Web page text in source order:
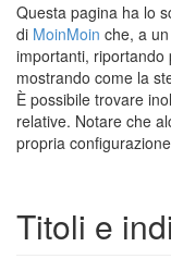
Questa pagina ha lo
di MoinMoin che, a
importanti, riportando
mostrando come la
È possibile trovare
relative. Notare che
propria
Titoli e